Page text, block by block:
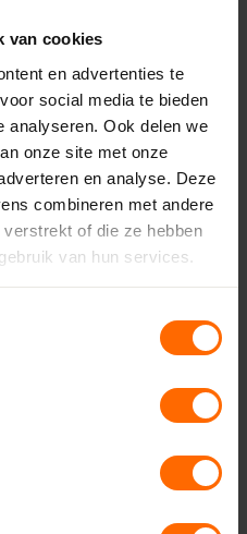
van cookies
en advertenties te
social media te bieden
analyseren. Ook delen we
onze site met onze
en analyse. Deze
combineren met andere
of die ze hebben
van hun services.
met ons